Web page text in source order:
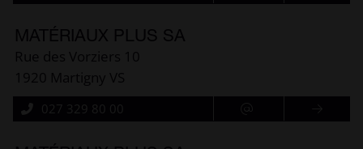
MATÉRIAUX PLUS SA
Rue des Vorziers 10
1920 Martigny VS
027 329 80 00